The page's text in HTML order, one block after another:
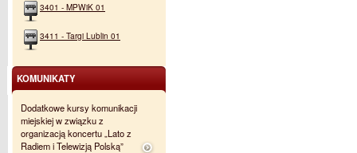
3401 - MPWiK 01
3411 - Targi Lublin 01
KOMUNIKATY
Dodatkowe kursy komunikacji
miejskiej w związku z
organizacją koncertu „Lato z
Radiem i Telewizją Polską”